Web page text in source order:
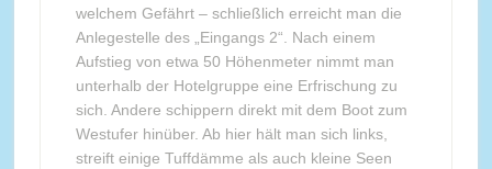
welchem Gefährt – schließlich erreicht man die
Anlegestelle des „Eingangs 2“. Nach einem
Aufstieg von etwa 50 Höhenmeter nimmt man
unterhalb der Hotelgruppe eine Erfrischung zu
sich. Andere schippern direkt mit dem Boot zum
Westufer hinüber. Ab hier hält man sich links,
streift einige Tuffdämme als auch kleine Seen